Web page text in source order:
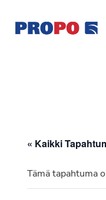
pääsisältöön
alatunnisteeseen
Ry
vuonna
« Kaikki
Tämä tapahtuma